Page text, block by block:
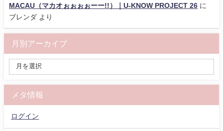
MACAU（マカオぉぉぉぉーー!!）｜U-KNOW PROJECT 26 に
ブレンダ より
月別アーカイブ
メタ情報
ログイン